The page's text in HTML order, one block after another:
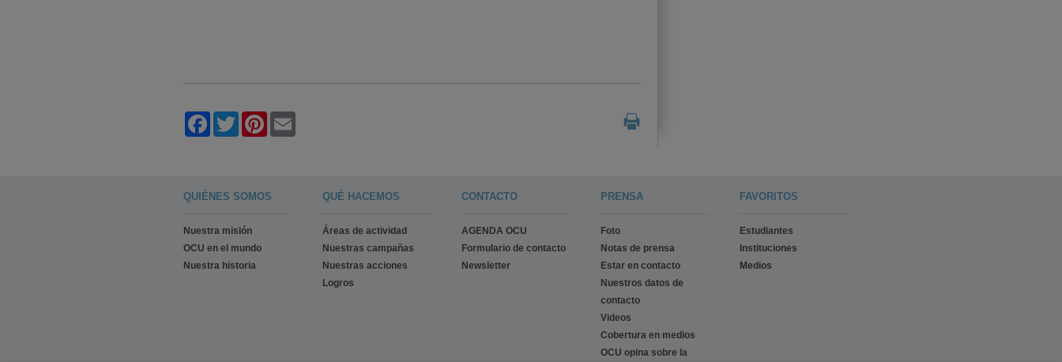
Facebook
TwitterPinterest
Email
QUIÉNES SOMOS
Nuestra misión
OCU en el mundo
Nuestra historia
QUÉ HACEMOS
Áreas de actividad
Nuestras campañas
Nuestras acciones
Logros
CONTACTO
AGENDA OCU
Formulario de contacto
Newsletter
PRENSA
Foto
Notas de prensa
Estar en contacto
Nuestros datos de
contacto
Videos
Cobertura en medios
OCU opina sobre la
FAVORITOS
Estudiantes
Instituciones
Medios